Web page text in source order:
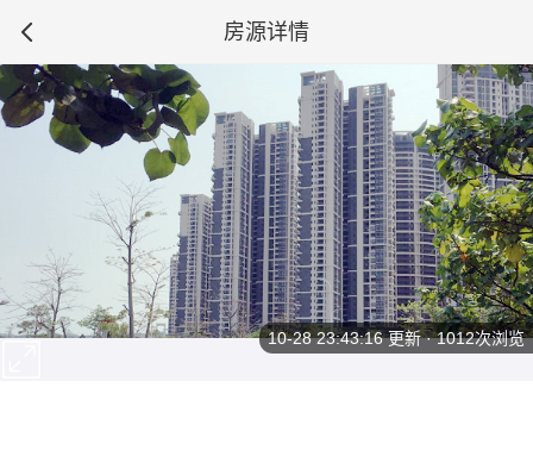
房源详情
10-28 23:43:16更新 · 1012次浏览